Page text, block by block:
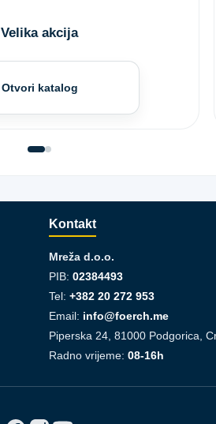
Velika akcija
Otvori katalog
Kontakt
Mreža d.o.o.
PIB: 02384493
Tel: +382 20 272 953
Email: info@foerch.me
Piperska 24, 81000 Podgorica,
Radno vrijeme: 08-16h